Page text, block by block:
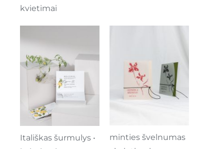
kvietimai
Itališkas šurmulys •
minties švelnumas